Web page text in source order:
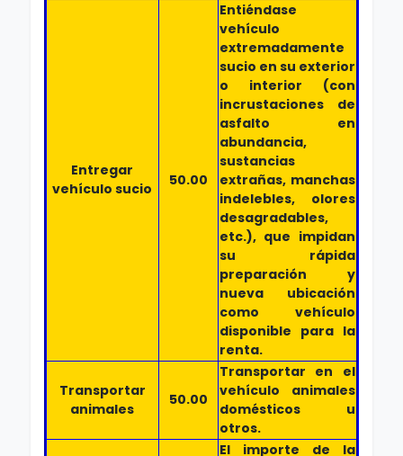
Entregar
vehículo sucio
50.00
Entiéndase
vehículo
extremadamente
sucio en su exterior
o interior (con
incrustaciones de
asfalto en
abundancia,
sustancias
extrañas, manchas
indelebles, olores
desagradables,
etc.), que impidan
su rápida
preparación y
nueva ubicación
como vehículo
disponible para la
renta.
Transportar
animales
50.00
Transportar en el
vehículo animales
domésticos u
otros.
El importe de la